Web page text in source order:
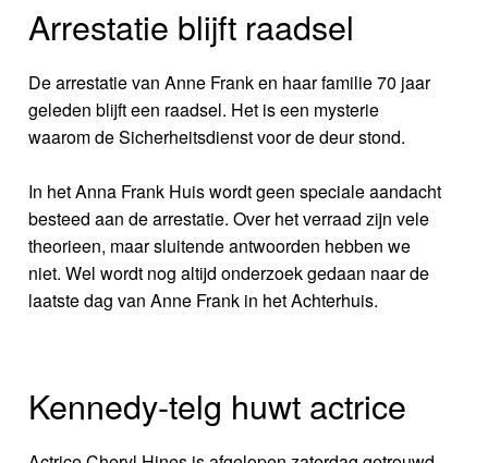
Arrestatie blijft raadsel
De arrestatie van Anne Frank en haar familie 70 jaar
geleden blijft een raadsel. Het is een mysterie
waarom de Sicherheitsdienst voor de deur stond.
In het Anna Frank Huis wordt geen speciale aandacht
besteed aan de arrestatie. Over het verraad zijn vele
theorieen, maar sluitende antwoorden hebben we
niet. Wel wordt nog altijd onderzoek gedaan naar de
laatste dag van Anne Frank in het Achterhuis.
Kennedy-telg huwt actrice